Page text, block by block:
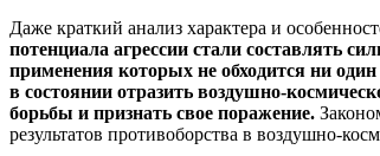
Даже краткий анализ характера и
потенциала агрессии стали составлять
применения которых не обходится ни
в состоянии отразить воздушно-
борьбы и признать свое поражение.
результатов противоборства в воздушно-